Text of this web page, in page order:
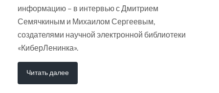
информацию – в интервью с Дмитрием
Семячкиным и Михаилом Сергеевым,
создателями научной электронной библиотеки
«КиберЛенинка».
Читать далее